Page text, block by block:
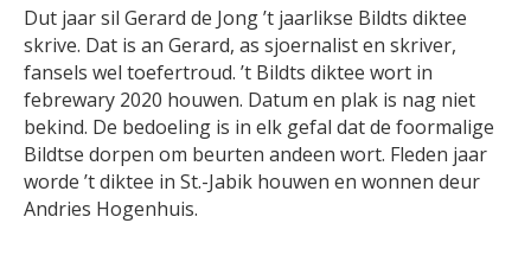
k
Dut jaar sil Gerard de Jong ’t jaarlikse Bildts diktee
skrive. Dat is an Gerard, as sjoernalist en skriver,
fansels wel toefertroud. ’t Bildts diktee wort in
febrewary 2020 houwen. Datum en plak is nag niet
bekind. De bedoeling is in elk gefal dat de foormalige
Bildtse dorpen om beurten andeen wort. Fleden jaar
worde ’t diktee in St.-Jabik houwen en wonnen deur
Andries Hogenhuis.